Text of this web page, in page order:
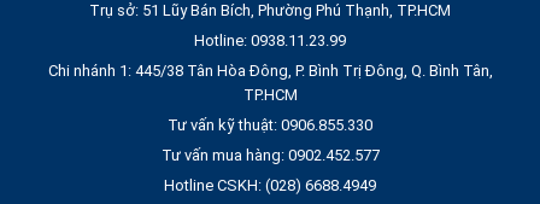
Trụ sở: 51 Lũy Bán Bích, Phường Phú Thạnh, TP.HCM
Hotline: 0938.11.23.99
Chi nhánh 1: 445/38 Tân Hòa Đông, P. Bình Trị Đông, Q. Bình Tân,
TP.HCM
Tư vấn kỹ thuật: 0906.855.330
Tư vấn mua hàng: 0902.452.577
Hotline CSKH: (028) 6688.4949